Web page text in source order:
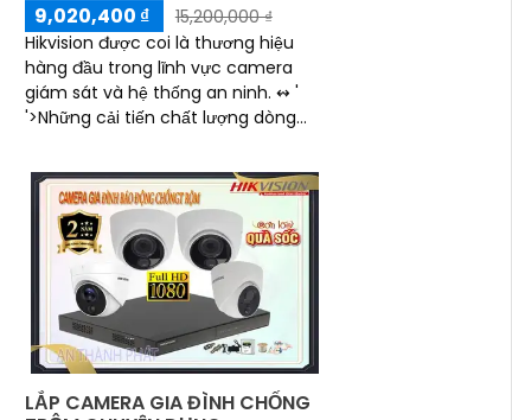
9,020,400 ₫
15,200,000 ₫
Hikvision được coi là thương hiệu
hàng đầu trong lĩnh vực camera
giám sát và hệ thống an ninh. ↭ '
'>Những cải tiến chất lượng dòng
với chất lượng hình ảnh sắc nét lên
đến 2
LẮP CAMERA GIA ĐÌNH CHỐNG